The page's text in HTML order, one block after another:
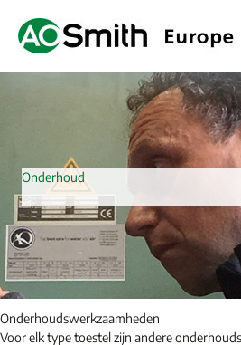
naar
Onderhoud
Onderhoudswerkzaamheden
Voor elk type toestel zijn andere